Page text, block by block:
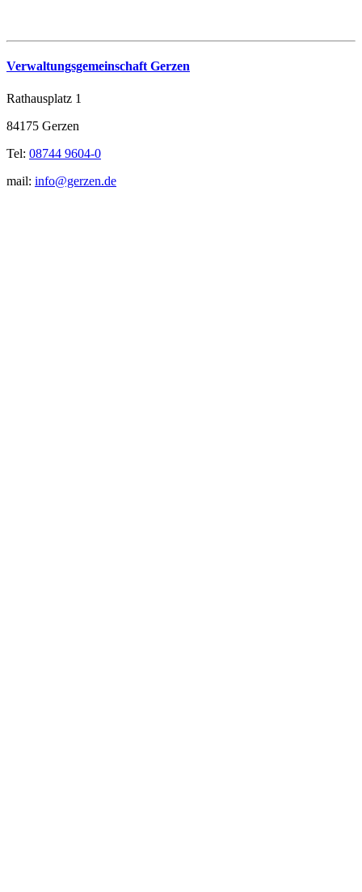
Verwaltungsgemeinschaft Gerzen
Rathausplatz 1
84175 Gerzen
Tel: 08744 9604-0
mail: info@gerzen.de